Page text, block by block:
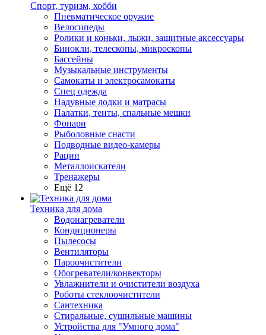
Спорт, туризм, хобби
Пневматическое оружие
Велосипеды
Ролики и коньки, лыжи, защитные аксессуары
Бинокли, телескопы, микроскопы
Бассейны
Музыкальные инструменты
Самокаты и электросамокаты
Спец одежда
Надувные лодки и матрасы
Палатки, тенты, спальные мешки
Фонари
Рыболовные снасти
Подводные видео-камеры
Рации
Металлоискатели
Тренажеры
Ещё 12
Техника для дома
Водонагреватели
Кондиционеры
Пылесосы
Вентиляторы
Пароочистители
Обогреватели/конвекторы
Увлажнители и очистители воздуха
Роботы стеклоочистители
Сантехника
Стиральные, сушильные машины
Устройства для "Умного дома"